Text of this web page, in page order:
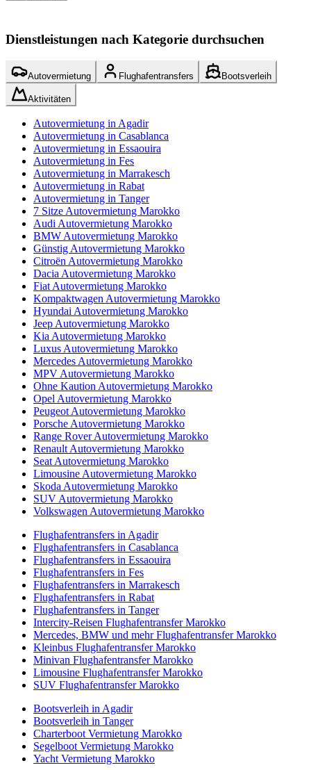
Dienstleistungen nach Kategorie durchsuchen
Autovermietung Flughafentransfers Bootsverleih
Aktivitäten
Autovermietung in Agadir
Autovermietung in Casablanca
Autovermietung in Essaouira
Autovermietung in Fes
Autovermietung in Marrakesch
Autovermietung in Rabat
Autovermietung in Tanger
7 Sitze Autovermietung Marokko
Audi Autovermietung Marokko
BMW Autovermietung Marokko
Günstig Autovermietung Marokko
Citroën Autovermietung Marokko
Dacia Autovermietung Marokko
Fiat Autovermietung Marokko
Kompaktwagen Autovermietung Marokko
Hyundai Autovermietung Marokko
Jeep Autovermietung Marokko
Kia Autovermietung Marokko
Luxus Autovermietung Marokko
Mercedes Autovermietung Marokko
MPV Autovermietung Marokko
Ohne Kaution Autovermietung Marokko
Opel Autovermietung Marokko
Peugeot Autovermietung Marokko
Porsche Autovermietung Marokko
Range Rover Autovermietung Marokko
Renault Autovermietung Marokko
Seat Autovermietung Marokko
Limousine Autovermietung Marokko
Skoda Autovermietung Marokko
SUV Autovermietung Marokko
Volkswagen Autovermietung Marokko
Flughafentransfers in Agadir
Flughafentransfers in Casablanca
Flughafentransfers in Essaouira
Flughafentransfers in Fes
Flughafentransfers in Marrakesch
Flughafentransfers in Rabat
Flughafentransfers in Tanger
Intercity-Reisen Flughafentransfer Marokko
Mercedes, BMW und mehr Flughafentransfer Marokko
Kleinbus Flughafentransfer Marokko
Minivan Flughafentransfer Marokko
Limousine Flughafentransfer Marokko
SUV Flughafentransfer Marokko
Bootsverleih in Agadir
Bootsverleih in Tanger
Charterboot Vermietung Marokko
Segelboot Vermietung Marokko
Yacht Vermietung Marokko